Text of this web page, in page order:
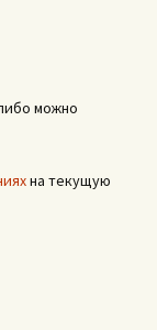
можно
на текущую